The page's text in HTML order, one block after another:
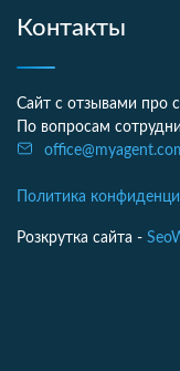
Контакты
Сайт с отзывами про
По вопросам
Политика
Розкрутка сайта -